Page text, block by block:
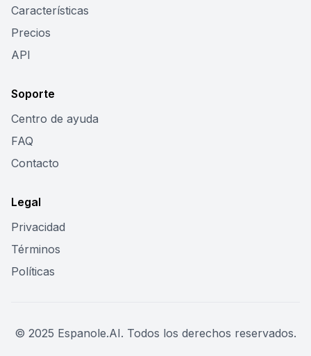
Características
Precios
API
Soporte
Centro de ayuda
FAQ
Contacto
Legal
Privacidad
Términos
Políticas
© 2025 Espanole.AI. Todos los derechos reservados.